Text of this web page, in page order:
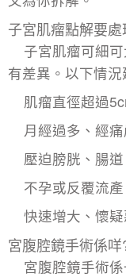
子宮肌瘤點解要處
子宮肌瘤可細
有差異。以下情況
肌瘤直徑超過
月經過多、經
壓迫膀胱、腸
不孕或反覆流產
快速增大、懷
宮腹腔鏡手術係咩
宮腹腔鏡手術